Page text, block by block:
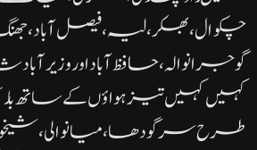
چکوال، بھکر، لیہ، فیصل آباد،
گوجرانوالہ، حافظ آباد اور وزیر
کہیں کہیں تیز ہواؤں کے ساتھ
طرح سرگودھا، میانوالی،